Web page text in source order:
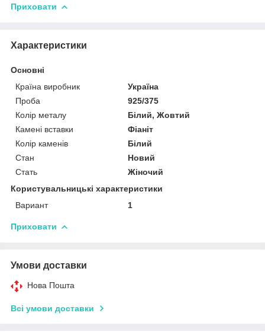
Приховати
Характеристики
Основні
Країна виробник
Україна
Проба
925/375
Колір металу
Білий, Жовтий
Камені вставки
Фіаніт
Колір каменів
Білий
Стан
Новий
Стать
Жіночий
Користувальницькі характеристики
Вариант
1
Приховати
Умови доставки
Нова Пошта
Всі умови доставки